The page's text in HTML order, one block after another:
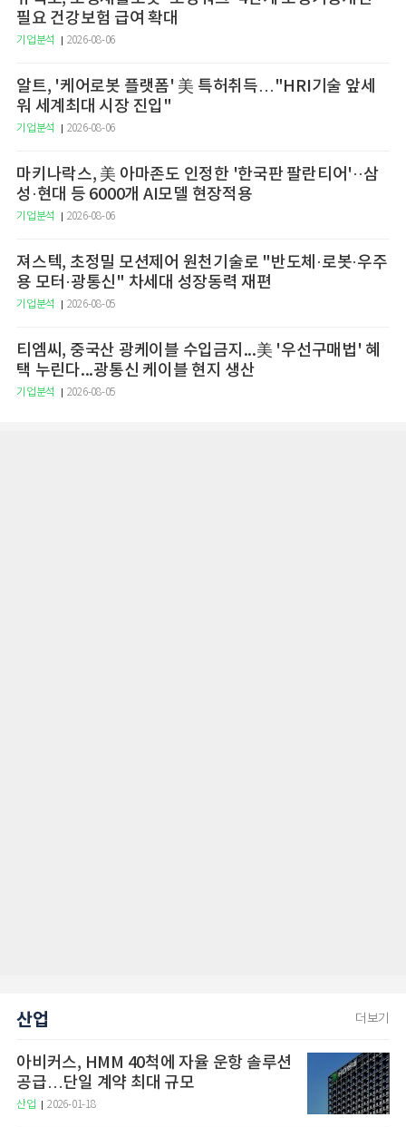
필요 건강보험 급여 확대
기업분석 2026-08-06
알트, '케어로봇 플랫폼' 美 특허취득…"HRI기술 앞세
워 세계최대 시장 진입"
기업분석 2026-08-06
마키나락스, 美 아마존도 인정한 '한국판 팔란티어'··삼
성·현대 등 6000개 AI모델 현장적용
기업분석 2026-08-06
져스텍, 초정밀 모션제어 원천기술로 "반도체·로봇·우주
용 모터·광통신" 차세대 성장동력 재편
기업분석 2026-08-05
티엠씨, 중국산 광케이블 수입금지...美 '우선구매법' 혜
택 누린다...광통신 케이블 현지 생산
기업분석 2026-08-05
산업 더보기
아비커스, HMM 40척에 자율 운항 솔루션
공급…단일 계약 최대 규모
산업 2026-01-18